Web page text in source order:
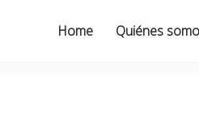
Home Quiénes